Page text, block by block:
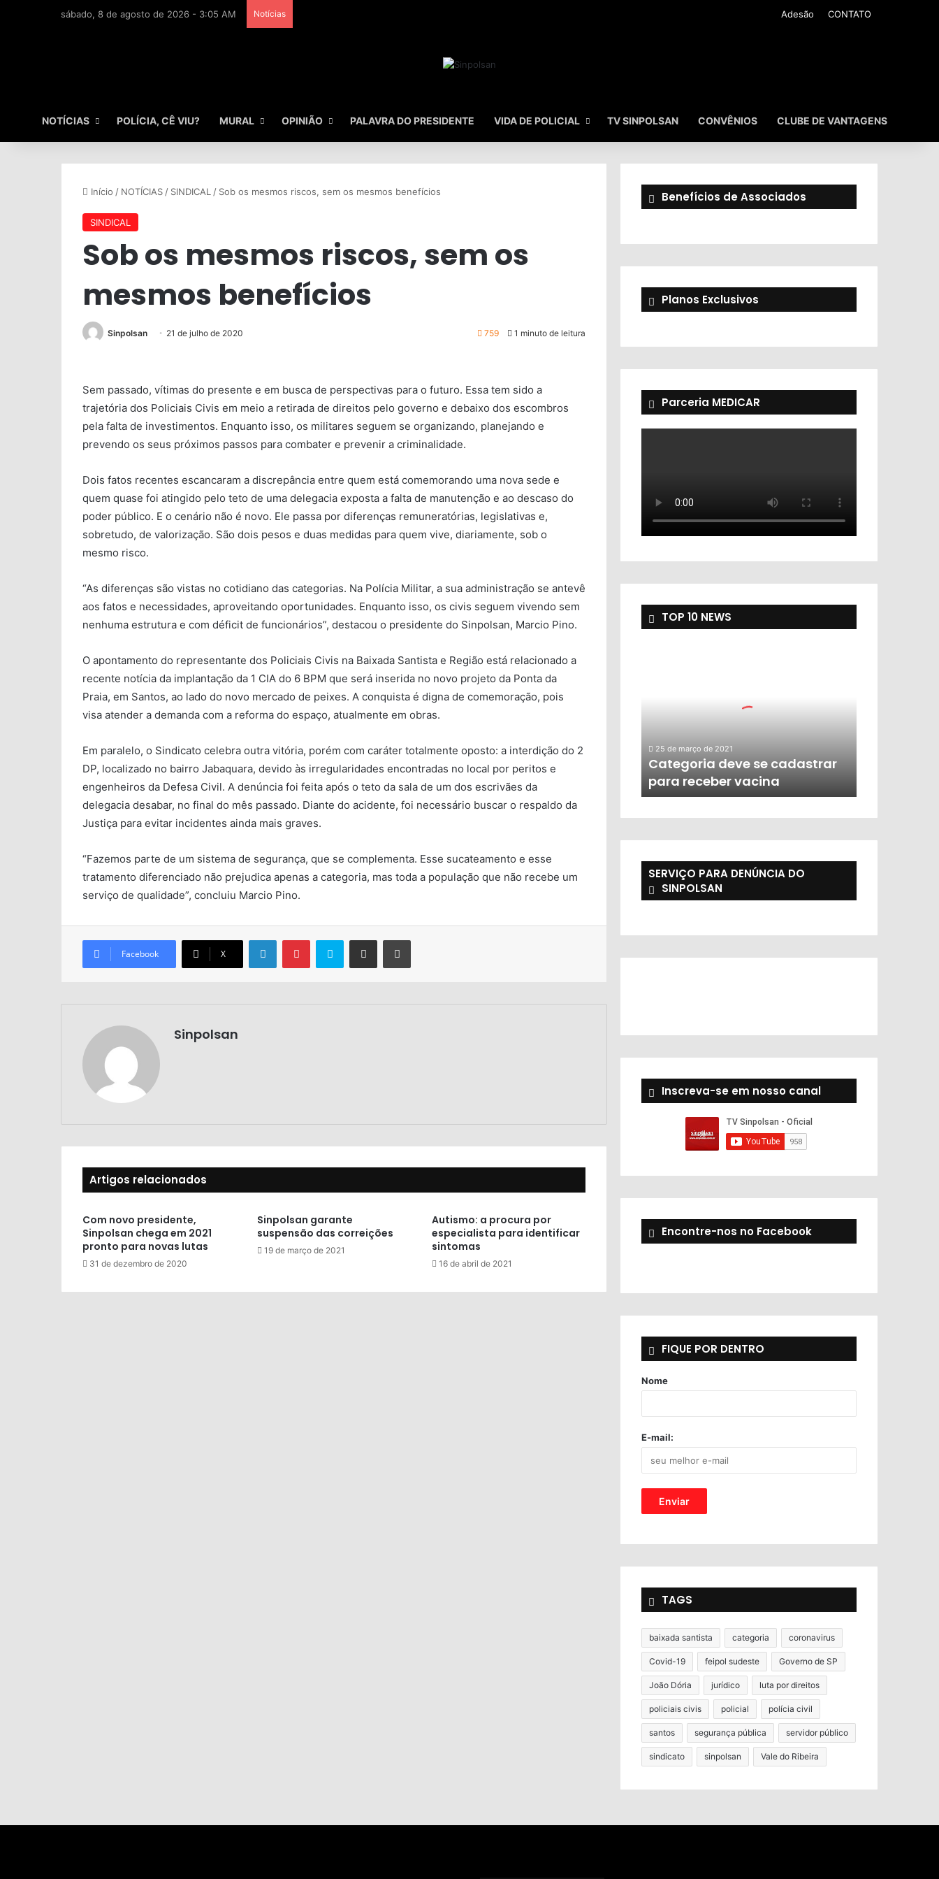
sábado, 8 de agosto de 2026 - 3:05 AM Notícias Adesão CONTATO
NOTÍCIAS POLÍCIA, CÊ VIU? MURAL OPINIÃO PALAVRA DO PRESIDENTE VIDA DE POLICIAL TV SINPOLSAN CONVÊNIOS CLUBE DE VANTAGENS
Início / NOTÍCIAS / SINDICAL / Sob os mesmos riscos, sem os mesmos benefícios
SINDICAL
Sob os mesmos riscos, sem os
mesmos benefícios
Sinpolsan 21 de julho de 2020 759 1 minuto de leitura
Sem passado, vítimas do presente e em busca de perspectivas para o futuro. Essa tem sido a
trajetória dos Policiais Civis em meio a retirada de direitos pelo governo e debaixo dos escombros
pela falta de investimentos. Enquanto isso, os militares seguem se organizando, planejando e
prevendo os seus próximos passos para combater e prevenir a criminalidade.
Dois fatos recentes escancaram a discrepância entre quem está comemorando uma nova sede e
quem quase foi atingido pelo teto de uma delegacia exposta a falta de manutenção e ao descaso do
poder público. E o cenário não é novo. Ele passa por diferenças remuneratórias, legislativas e,
sobretudo, de valorização. São dois pesos e duas medidas para quem vive, diariamente, sob o
mesmo risco.
“As diferenças são vistas no cotidiano das categorias. Na Polícia Militar, a sua administração se antevê
aos fatos e necessidades, aproveitando oportunidades. Enquanto isso, os civis seguem vivendo sem
nenhuma estrutura e com déficit de funcionários”, destacou o presidente do Sinpolsan, Marcio Pino.
O apontamento do representante dos Policiais Civis na Baixada Santista e Região está relacionado a
recente notícia da implantação da 1 CIA do 6 BPM que será inserida no novo projeto da Ponta da
Praia, em Santos, ao lado do novo mercado de peixes. A conquista é digna de comemoração, pois
visa atender a demanda com a reforma do espaço, atualmente em obras.
Em paralelo, o Sindicato celebra outra vitória, porém com caráter totalmente oposto: a interdição do 2
DP, localizado no bairro Jabaquara, devido às irregularidades encontradas no local por peritos e
engenheiros da Defesa Civil. A denúncia foi feita após o teto da sala de um dos escrivães da
delegacia desabar, no final do mês passado. Diante do acidente, foi necessário buscar o respaldo da
Justiça para evitar incidentes ainda mais graves.
“Fazemos parte de um sistema de segurança, que se complementa. Esse sucateamento e esse
tratamento diferenciado não prejudica apenas a categoria, mas toda a população que não recebe um
serviço de qualidade”, concluiu Marcio Pino.
Facebook X
Sinpolsan
Artigos relacionados
Com novo presidente,
Sinpolsan chega em 2021
pronto para novas lutas
31 de dezembro de 2020
Sinpolsan garante
suspensão das correições
19 de março de 2021
Autismo: a procura por
especialista para identificar
sintomas
16 de abril de 2021
Benefícios de Associados
Planos Exclusivos
Parceria MEDICAR
TOP 10 NEWS
25 de março de 2021
Categoria deve se cadastrar
para receber vacina
SERVIÇO PARA DENÚNCIA DO
SINPOLSAN
Inscreva-se em nosso canal
Encontre-nos no Facebook
FIQUE POR DENTRO
Nome
E-mail:
TAGS
baixada santista categoria coronavirus
Covid-19 feipol sudeste Governo de SP
João Dória jurídico luta por direitos
policiais civis policial polícia civil
santos segurança pública servidor público
sindicato sinpolsan Vale do Ribeira